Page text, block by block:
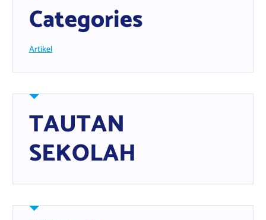
Categories
Artikel
TAUTAN
SEKOLAH